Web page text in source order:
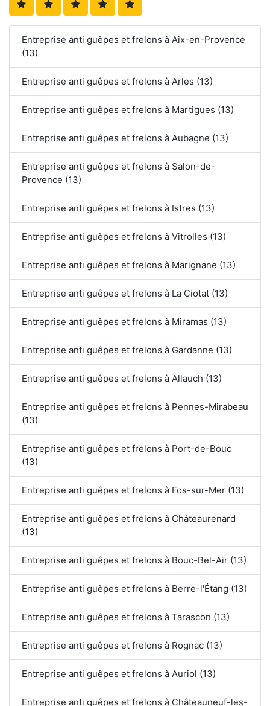
Entreprise anti guêpes et frelons à Aix-en-Provence
(13)
Entreprise anti guêpes et frelons à Arles (13)
Entreprise anti guêpes et frelons à Martigues (13)
Entreprise anti guêpes et frelons à Aubagne (13)
Entreprise anti guêpes et frelons à Salon-de-
Provence (13)
Entreprise anti guêpes et frelons à Istres (13)
Entreprise anti guêpes et frelons à Vitrolles (13)
Entreprise anti guêpes et frelons à Marignane (13)
Entreprise anti guêpes et frelons à La Ciotat (13)
Entreprise anti guêpes et frelons à Miramas (13)
Entreprise anti guêpes et frelons à Gardanne (13)
Entreprise anti guêpes et frelons à Allauch (13)
Entreprise anti guêpes et frelons à Pennes-Mirabeau
(13)
Entreprise anti guêpes et frelons à Port-de-Bouc
(13)
Entreprise anti guêpes et frelons à Fos-sur-Mer (13)
Entreprise anti guêpes et frelons à Châteaurenard
(13)
Entreprise anti guêpes et frelons à Bouc-Bel-Air (13)
Entreprise anti guêpes et frelons à Berre-l'Étang (13)
Entreprise anti guêpes et frelons à Tarascon (13)
Entreprise anti guêpes et frelons à Rognac (13)
Entreprise anti guêpes et frelons à Auriol (13)
Entreprise anti guêpes et frelons à Châteauneuf-les-